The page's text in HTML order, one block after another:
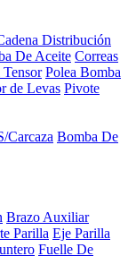
Distribución
De Aceite Correas
Polea Bomba
de Levas Pivote
Carcaza Bomba De
Brazo Auxiliar
Parilla Eje Parilla
Fuelle De